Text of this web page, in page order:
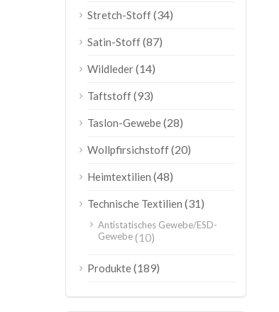
Stretch-Stoff(34)
Satin-Stoff(87)
Wildleder(14)
Taftstoff(93)
Taslon-Gewebe(28)
Wollpfirsichstoff(20)
Heimtextilien (48)
Technische Textilien (31)
Antistatisches Gewebe/ESD-
Gewebe(10)
Produkte(189)